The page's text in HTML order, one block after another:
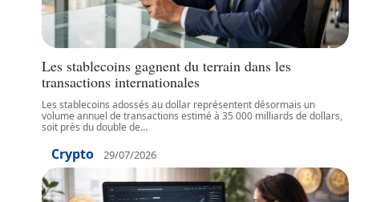
Les stablecoins gagnent du terrain dans les
transactions internationales
Les stablecoins adossés au dollar représentent désormais un
volume annuel de transactions estimé à 35 000 milliards de dollars,
soit près du double de…
Crypto 29/07/2026